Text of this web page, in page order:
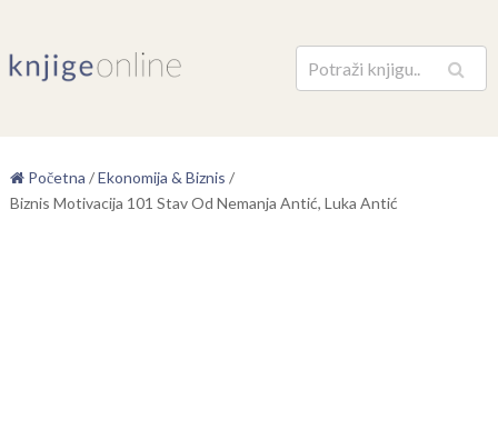
Pretraga
Početna /Ekonomija & Biznis /
Biznis Motivacija 101 Stav Od Nemanja Antić, Luka Antić